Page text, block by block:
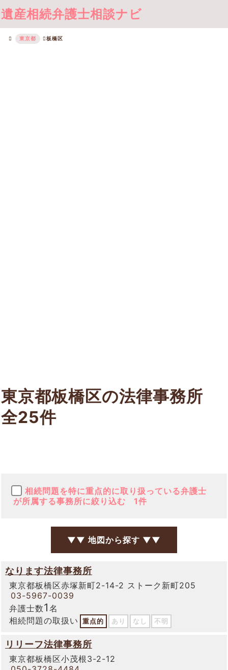
遺産相続弁護士相談ナビ
東京都 板橋区
東京都板橋区の法律事務所
全25件
相続問題を特に重点的に取り扱っている弁護士
が所属する事務所に絞り込む
1件
▼▼ 地図から探す ▼▼
なります法律事務所
東京都板橋区赤塚新町2-14-2 ストーク新町205
03-5967-0039
弁護士数1 名
相続問題の取扱い
重点的 あり なし 不明
リリーフ法律事務所
東京都板橋区小茂根3-2-12